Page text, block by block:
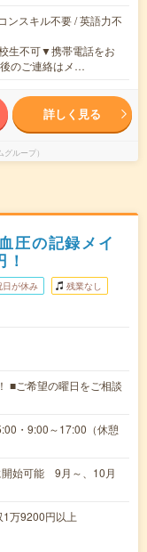
ンスキル不要 / 英語力不
生不可▼携帯電話をお
のご連絡はメ…
詳しく見る
ループ）
圧の記録メイ
日が休み 残業なし
■ご希望の曜日をご相談
・9:00～17:00（休憩
始可能 9月～、10月
万9200円以上